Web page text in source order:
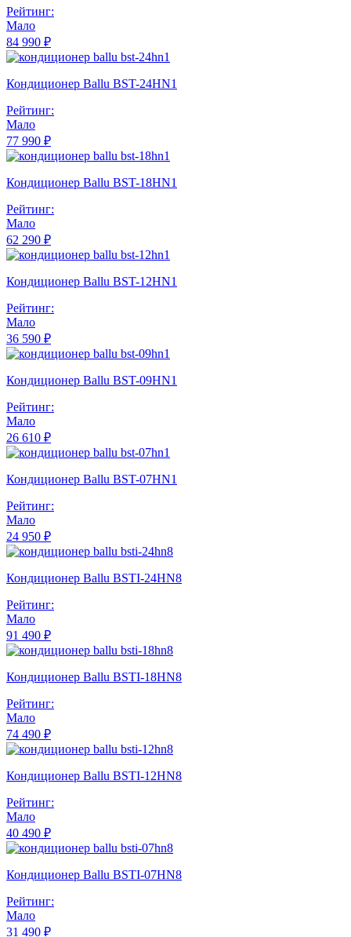
Рейтинг:
Мало
84 990 ₽
Кондиционер Ballu BST-24HN1
Рейтинг:
Мало
77 990 ₽
Кондиционер Ballu BST-18HN1
Рейтинг:
Мало
62 290 ₽
Кондиционер Ballu BST-12HN1
Рейтинг:
Мало
36 590 ₽
Кондиционер Ballu BST-09HN1
Рейтинг:
Мало
26 610 ₽
Кондиционер Ballu BST-07HN1
Рейтинг:
Мало
24 950 ₽
Кондиционер Ballu BSTI-24HN8
Рейтинг:
Мало
91 490 ₽
Кондиционер Ballu BSTI-18HN8
Рейтинг:
Мало
74 490 ₽
Кондиционер Ballu BSTI-12HN8
Рейтинг:
Мало
40 490 ₽
Кондиционер Ballu BSTI-07HN8
Рейтинг:
Мало
31 490 ₽